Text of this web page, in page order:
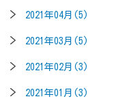
2021年04月(5)
2021年03月(5)
2021年02月(3)
2021年01月(3)